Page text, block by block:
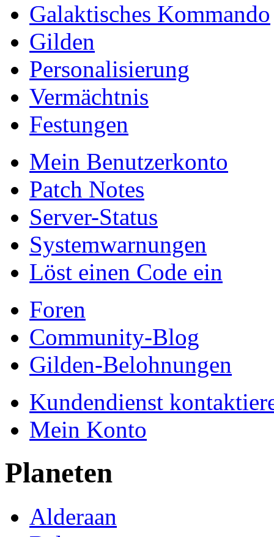
Galaktisches Kommando
Gilden
Personalisierung
Vermächtnis
Festungen
Mein Benutzerkonto
Patch Notes
Server-Status
Systemwarnungen
Löst einen Code ein
Foren
Community-Blog
Gilden-Belohnungen
Kundendienst
Mein Konto
Planeten
Alderaan